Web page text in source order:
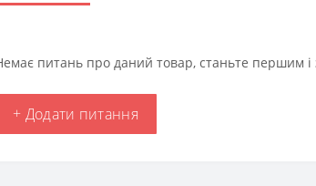
питань про даний товар, станьте першим і
+ Додати питання